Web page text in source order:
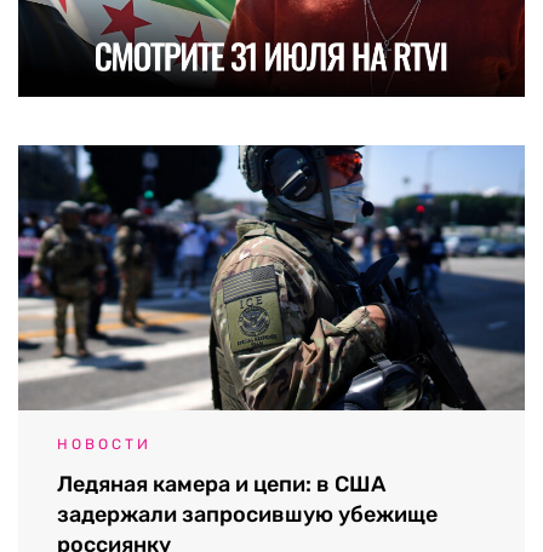
НОВОСТИ
Ледяная камера и цепи: в США
задержали запросившую убежище
россиянку